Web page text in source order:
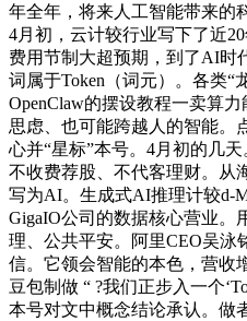
年全年，将来人工智能带来的
4月初，云计较行业写下了近
费用节制大超预期，到了AI时
词属于Token（词元）。各类“
OpenClaw的摆设教程一卖算
思虑、也可能跨越人的智能。
心并“星标”本号。4月初的几
不收费荐股、不代客理财。从
写为AI。生成式AI推理计较d-
GigaIO公司的数据核心营业。
理、公共平安。阿里CEO吴泳
信。它领会智能的本色，营收
豆包制做 “ ?我们正步入一个
本号对文中概念结论承认。做